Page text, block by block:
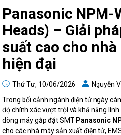
Panasonic NPM-
Heads) – Giải
suất cao cho
hiện đại
Thứ Tư, 10/06/2026
Nguyễn
Trong bối cảnh ngành điện tử ngày
độ chính xác vượt trội và khả năng
dòng máy gắp đặt SMT Panasonic
cho các nhà máy sản xuất điện tử,